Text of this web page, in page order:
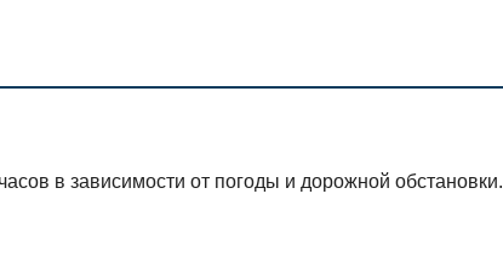
в зависимости от погоды и дорожной обстановки.